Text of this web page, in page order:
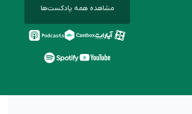
مشاهده همه پادکست‌ها